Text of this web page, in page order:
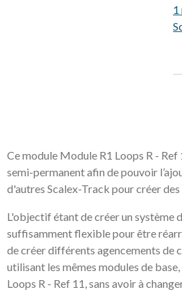
1
Ce module Module R1 Loops R -
semi-permanent afin de pouvoir
d'autres Scalex-Track pour créer
L'objectif étant de créer un système
suffisamment flexible pour être
de créer différents agencements de
utilisant les mêmes modules de
Loops R - Ref 11, sans avoir à